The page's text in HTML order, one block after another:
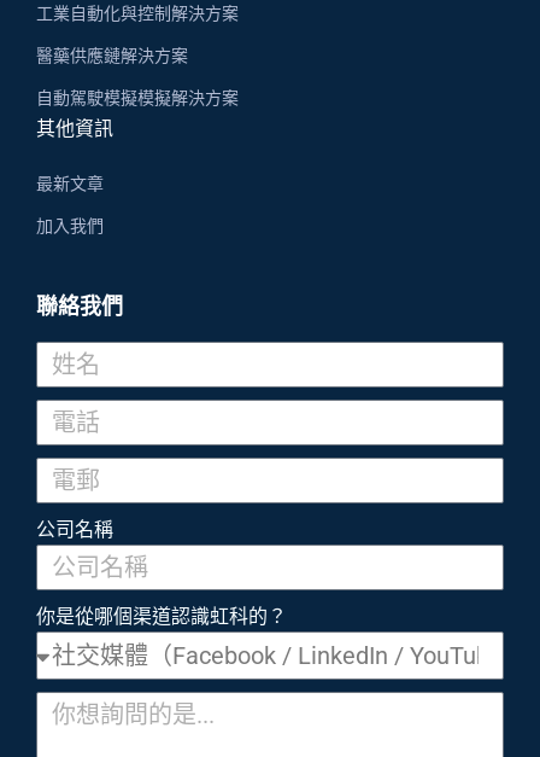
工業自動化與控制解決方案
醫藥供應鏈解決方案
自動駕駛模擬模擬解決方案
其他資訊
最新文章
加入我們
聯絡我們
公司名稱
你是從哪個渠道認識虹科的？